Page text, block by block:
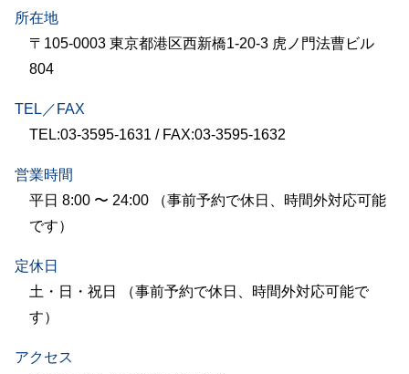
所在地
〒105-0003 東京都港区西新橋1-20-3 虎ノ門法曹ビル
804
TEL／FAX
TEL:03-3595-1631 / FAX:03-3595-1632
営業時間
平日 8:00 〜 24:00 （事前予約で休日、時間外対応可能
です）
定休日
土・日・祝日 （事前予約で休日、時間外対応可能で
す）
アクセス